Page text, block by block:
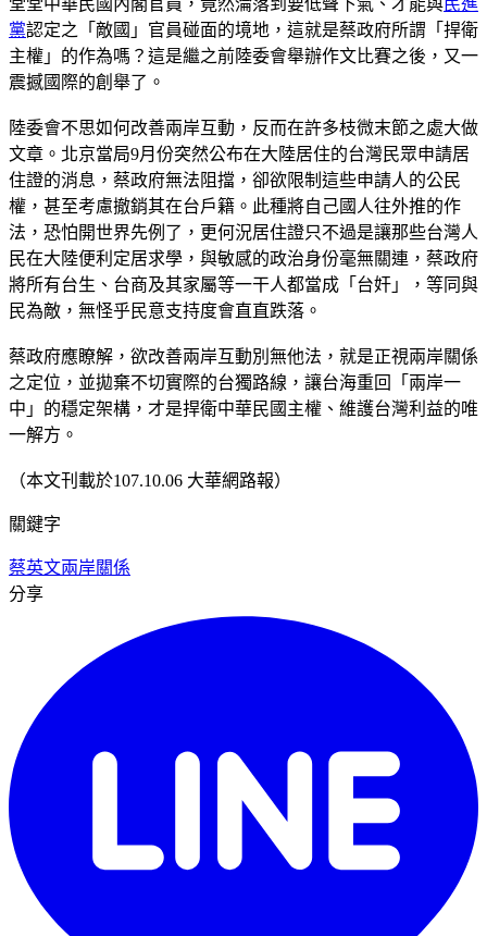
黨認定之「敵國」官員碰面的境地，這就是蔡政府所謂「捍衛
主權」的作為嗎？這是繼之前陸委會舉辦作文比賽之後，又一
震撼國際的創舉了。
陸委會不思如何改善兩岸互動，反而在許多枝微末節之處大做
文章。北京當局9月份突然公布在大陸居住的台灣民眾申請居
住證的消息，蔡政府無法阻擋，卻欲限制這些申請人的公民
權，甚至考慮撤銷其在台戶籍。此種將自己國人往外推的作
法，恐怕開世界先例了，更何況居住證只不過是讓那些台灣人
民在大陸便利定居求學，與敏感的政治身份毫無關連，蔡政府
將所有台生、台商及其家屬等一干人都當成「台奸」，等同與
民為敵，無怪乎民意支持度會直直跌落。
蔡政府應瞭解，欲改善兩岸互動別無他法，就是正視兩岸關係
之定位，並拋棄不切實際的台獨路線，讓台海重回「兩岸一
中」的穩定架構，才是捍衛中華民國主權、維護台灣利益的唯
一解方。
（本文刊載於107.10.06 大華網路報）
關鍵字
蔡英文兩岸關係
分享